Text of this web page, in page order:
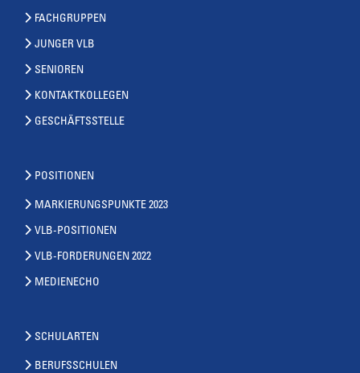
FACHGRUPPEN
JUNGER VLB
SENIOREN
KONTAKTKOLLEGEN
GESCHÄFTSSTELLE
POSITIONEN
MARKIERUNGSPUNKTE 2023
VLB-POSITIONEN
VLB-FORDERUNGEN 2022
MEDIENECHO
SCHULARTEN
BERUFSSCHULEN